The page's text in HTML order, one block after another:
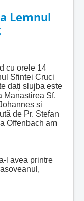
Lemnul
cu orele 14
Sfintei Cruci
dați slujba este
Manastirea Sf.
si
de Pr. Stefan
Offenbach am
l avea printre